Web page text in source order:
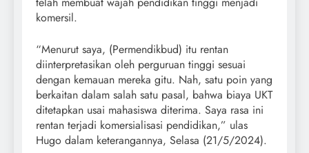
komersil.
“Menurut saya, (Permendikbud) itu rentan
diinterpretasikan oleh perguruan tinggi sesuai
dengan kemauan mereka gitu. Nah, satu poin yang
berkaitan dalam salah satu pasal, bahwa biaya UKT
ditetapkan usai mahasiswa diterima. Saya rasa ini
rentan terjadi komersialisasi pendidikan,” ulas
Hugo dalam keterangannya, Selasa (21/5/2024).